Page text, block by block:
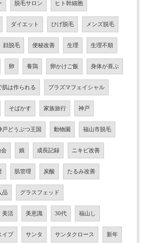
脱毛サロン ヒト幹細胞
ダイエット ひげ脱毛 メンズ脱毛
顔脱毛 便秘改善 生理 生理不順
卵 養鶏 卵かけご飯 身体が喜ぶ
肌は作られる プラズマフェイシャル
そばかす 家族旅行 神戸
戸どうぶつ王国 動物園 福山市脱毛
会 娘 成長記録 ニキビ改善
肌管理 炭酸 たるみ改善
品 グラスフェッド
美活 美意識 30代 福山し
イブ サンタ サンタクロース 新年